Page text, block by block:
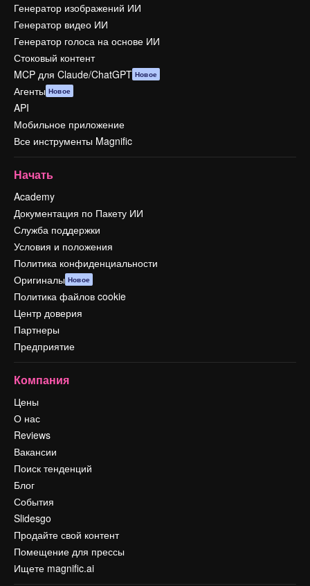
Генератор изображений ИИ
Генератор видео ИИ
Генератор голоса на основе ИИ
Стоковый контент
MCP для Claude/ChatGPT Новое
Агенты Новое
API
Мобильное приложение
Все инструменты Magnific
Начать
Academy
Документация по Пакету ИИ
Служба поддержки
Условия и положения
Политика конфиденциальности
Оригиналы Новое
Политика файлов cookie
Центр доверия
Партнеры
Предприятие
Компания
Цены
О нас
Reviews
Вакансии
Поиск тенденций
Блог
События
Slidesgo
Продайте свой контент
Помещение для прессы
Ищете magnific.ai